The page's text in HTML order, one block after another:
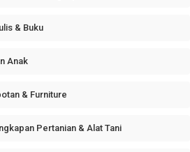
& Buku
Anak
& Furniture
Pertanian & Alat Tani